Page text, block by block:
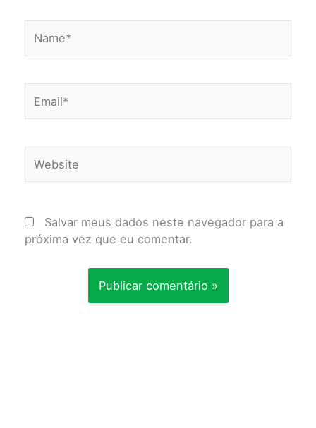
Salvar meus dados neste navegador para a
próxima vez que eu comentar.